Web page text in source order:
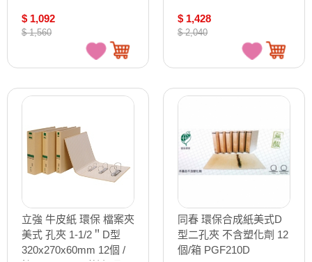
$ 1,092
$ 1,560
$ 1,428
$ 2,040
立強 牛皮紙 環保 檔案夾
美式 孔夾 1-1/2＂D型
320x270x60mm 12個 /
同春 環保合成紙美式D
型二孔夾 不含塑化劑 12
個/箱 PGF210D